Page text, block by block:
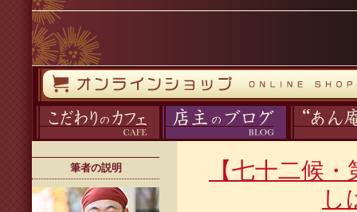
筆者の説明
【七十二候
し